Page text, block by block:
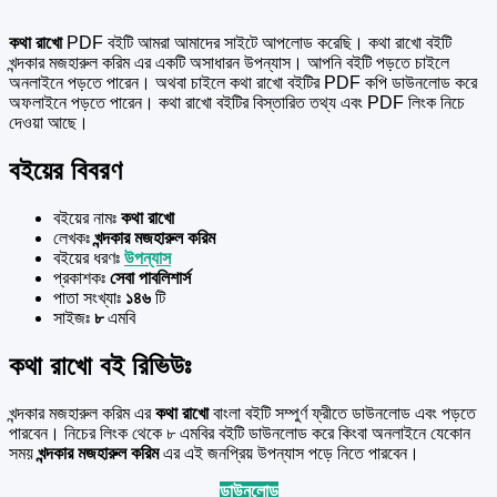
কথা রাখোPDF বইটি আমরা আমাদের সাইটে আপলোড করেছি। কথা রাখো বইটি
খন্দকার মজহারুল করিম এর একটি অসাধারন উপন্যাস। আপনি বইটি পড়তে চাইলে
অনলাইনে পড়তে পারেন। অথবা চাইলে কথা রাখো বইটির PDF কপি ডাউনলোড করে
অফলাইনে পড়তে পারেন। কথা রাখো বইটির বিস্তারিত তথ্য এবং PDF লিংক নিচে
দেওয়া আছে।
বইয়ের বিবরণ
বইয়ের নামঃ কথা রাখো
লেখকঃখন্দকার মজহারুল করিম
বইয়ের ধরণঃ উপন্যাস
প্রকাশকঃ সেবা পাবলিশার্স
পাতা সংখ্যাঃ ১৪৬ টি
সাইজঃ ৮এমবি
কথা রাখো বই রিভিউঃ
খন্দকার মজহারুল করিম এরকথা রাখোবাংলা বইটি সম্পুর্ণ ফ্রীতে ডাউনলোড এবং পড়তে
পারবেন। নিচের লিংক থেকে ৮ এমবির বইটি ডাউনলোড করে কিংবা অনলাইনে যেকোন
সময়খন্দকার মজহারুল করিমএর এই জনপ্রিয় উপন্যাস পড়ে নিতে পারবেন।
ডাউনলোড